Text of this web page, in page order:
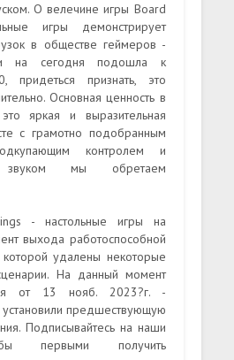
О велечине игры Board
игры демонстрирует
в обществе геймеров -
на сегодня подошла к
придеться признать, это
Основная ценность в
яркая и выразительная
с грамотно подобранным
контролем и
звуком мы обретаем
- настольные игры на
выхода работоспособной
удалены некоторые
На данный момент
от 13 нояб. 2023?г. -
установили предшествующую
Подписывайтесь на наши
первыми получить